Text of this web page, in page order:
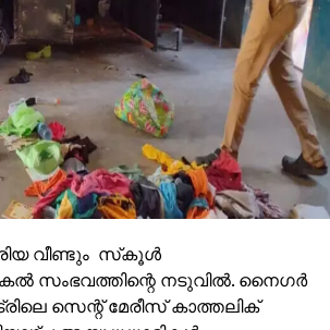
സേവനത്തില്‍ എത്തിയ
രണ്ടാമത്തെ അപകടമാണ്
മാര്‍ച്ചില്‍ ജയ്‌സാല്‍മീറില്‍ നടന്ന
എച്ച്.എ.എല്‍എ.ഡി.എ
വിദേശ എന്‍ജിന്‍
ഇന്ത്യയുടെ ആദ്യ
എന്ന നിലയില്‍ തേജസ്
വീണ്ടും സ്‌കൂള്‍
സംഭവത്തിന്റെ നടുവില്‍. നൈഗര്‍
സെന്റ് മേരീസ് കാത്തലിക്